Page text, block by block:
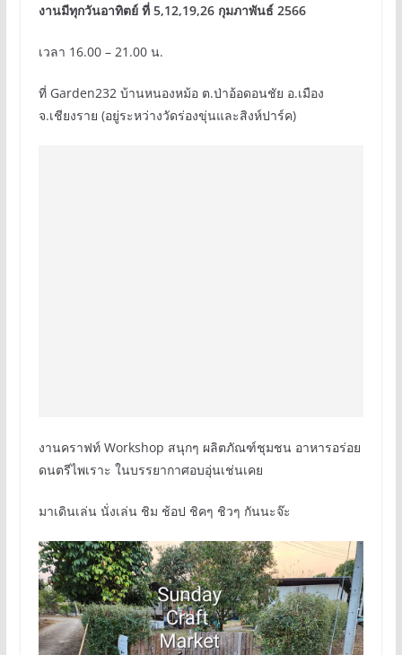
งานมีทุกวันอาทิตย์ ที่ 5,12,19,26 กุมภาพันธ์ 2566
เวลา 16.00 – 21.00 น.
ที่ Garden232 บ้านหนองหม้อ ต.ป่าอ้อดอนชัย อ.เมือง
จ.เชียงราย (อยู่ระหว่างวัดร่องขุ่นและสิงห์ปาร์ค)
งานคราฟท์​ Workshop สนุกๆ ผลิตภัณฑ์​ชุมชน อาหารอร่อย
ดนตรีไพเราะ ในบรรยากาศ​อบอุ่นเช่นเคย
มาเดินเล่น นั่งเล่น ชิม ช้อป ชิคๆ ชิวๆ กันนะจ๊ะ